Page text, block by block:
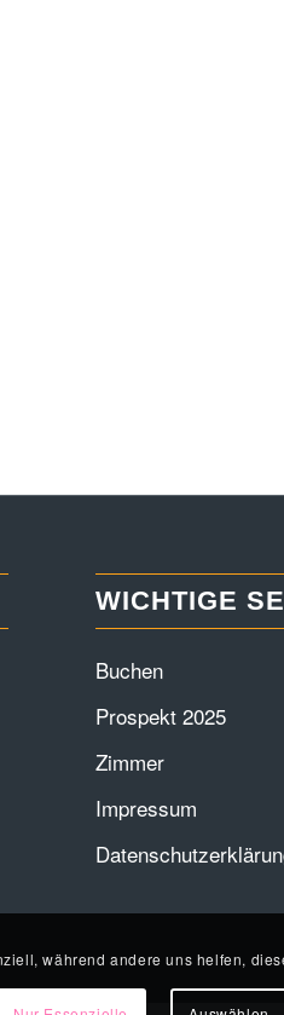
WICHTIGE
Buchen
Prospekt 2025
Zimmer
Impressum
während andere uns helfen,